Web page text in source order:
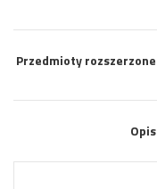
Przedmioty rozszerzone
Opis